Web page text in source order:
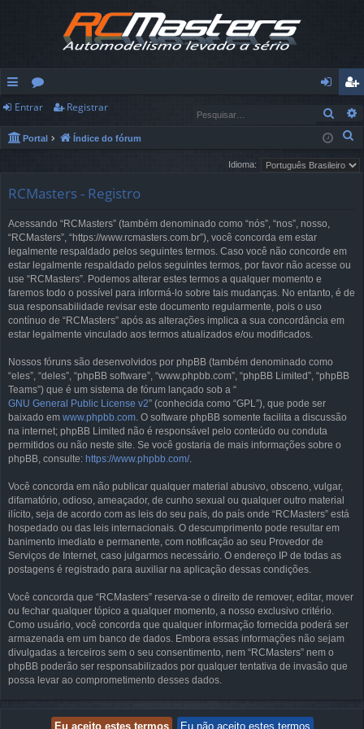
in
ks
pi
os
ór
u
nt
ra
r
eg
ist
ra
Entrar Registrar
Portal Índice do fórum
s
Idioma:
RCMasters - Registro
Acessando “RCMasters” (também denominado como “nós”, “nos”, nosso,
“RCMasters”, “https://www.rcmasters.com.br”), você concorda em estar
legalmente respaldado pelos seguintes termos. Caso você não concorde em
estar legalmente respaldado pelos seguintes termos, por favor não acesse ou
use “RCMasters”. Podemos alterar estes termos a qualquer momento e
faremos todo o possível para informá-lo sobre tais mudanças. No entanto, é de
sua responsabilidade revisar este documento regularmente, pois o uso
contínuo de “RCMasters” após as alterações implica a sua concordância em
estar legalmente vinculado aos termos atualizados e/ou modificados.
Nossos fóruns são desenvolvidos por phpBB (também denominado como
“eles”, “deles”, “phpBB software”, “www.phpbb.com”, “phpBB Limited”, “phpBB
Teams”) que é um sistema de fórum lançado sob a “
GNU General Public License v2” (conhecida como “GPL”), que pode ser
baixado em www.phpbb.com . O software phpBB somente facilita a discussão
na internet; phpBB Limited não é responsável pelo conteúdo ou conduta
permitidos ou não neste site. Se você gostaria de mais informações sobre o
phpBB, consulte: https://www.phpbb.com/.
Você concorda em não publicar qualquer material abusivo, obsceno, vulgar,
difamatório, odioso, ameaçador, de cunho sexual ou qualquer outro material
ilícito, seja de acordo com as leis do seu país, do país onde “RCMasters” está
hospedado ou das leis internacionais. O descumprimento pode resultar em
banimento imediato e permanente, com notificação ao seu Provedor de
Serviços de Internet, caso julgarmos necessário. O endereço IP de todas as
postagens é registrado para auxiliar na aplicação dessas condições.
Você concorda que “RCMasters” reserva-se o direito de remover, editar, mover
ou fechar qualquer tópico a qualquer momento, a nosso exclusivo critério.
Como usuário, você concorda que qualquer informação fornecida poderá ser
armazenada em um banco de dados. Embora essas informações não sejam
divulgadas a terceiros sem o seu consentimento, nem “RCMasters” nem o
phpBB poderão ser responsabilizados por qualquer tentativa de invasão que
possa levar ao comprometimento desses dados.